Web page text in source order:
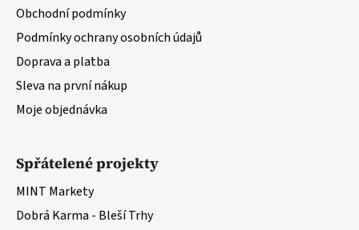
Obchodní podmínky
Podmínky ochrany osobních údajů
Doprava a platba
Sleva na první nákup
Moje objednávka
Spřátelené projekty
MINT Markety
Dobrá Karma - Bleší Trhy